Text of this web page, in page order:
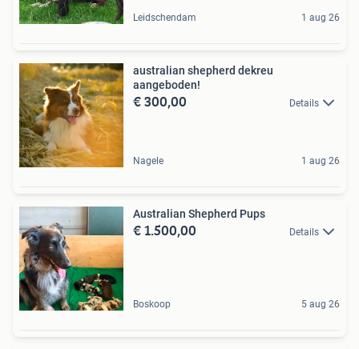
Leidschendam 1 aug 26
australian shepherd dekreu
aangeboden!
€ 300,00 Details
Nagele 1 aug 26
Australian Shepherd Pups
€ 1.500,00 Details
Boskoop 5 aug 26